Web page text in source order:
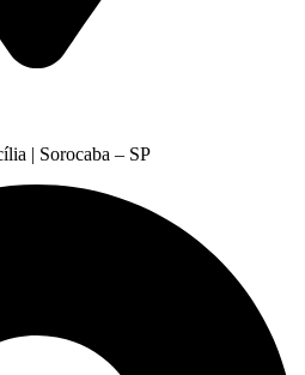
| Sorocaba – SP